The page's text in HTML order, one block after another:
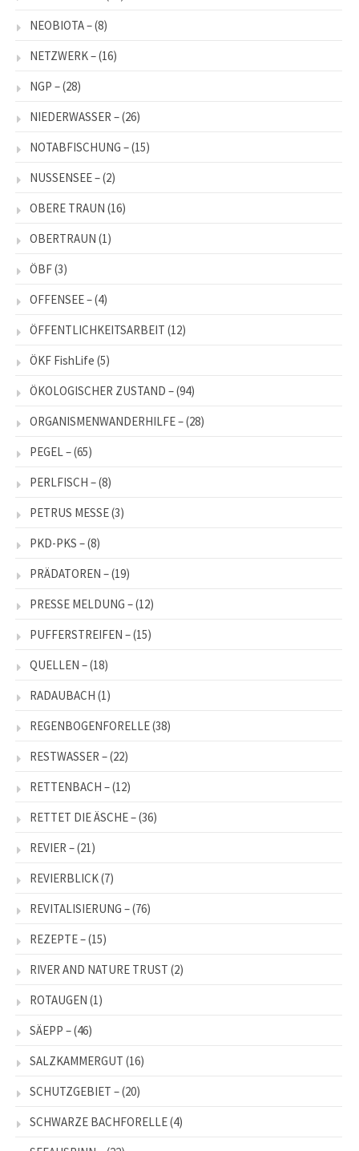
NEOBIOTA –(8)
NETZWERK –(16)
NGP –(28)
NIEDERWASSER –(26)
NOTABFISCHUNG –(15)
NUSSENSEE –(2)
OBERE TRAUN (16)
OBERTRAUN (1)
ÖBF(3)
OFFENSEE –(4)
ÖFFENTLICHKEITSARBEIT (12)
ÖKF FishLife (5)
ÖKOLOGISCHER ZUSTAND –(94)
ORGANISMENWANDERHILFE –(28)
PEGEL –(65)
PERLFISCH –(8)
PETRUS MESSE(3)
PKD-PKS –(8)
PRÄDATOREN –(19)
PRESSE MELDUNG –(12)
PUFFERSTREIFEN –(15)
QUELLEN –(18)
RADAUBACH (1)
REGENBOGENFORELLE(38)
RESTWASSER –(22)
RETTENBACH –(12)
RETTET DIE ÄSCHE –(36)
REVIER –(21)
REVIERBLICK(7)
REVITALISIERUNG –(76)
REZEPTE –(15)
RIVER AND NATURE TRUST (2)
ROTAUGEN (1)
SÄEPP –(46)
SALZKAMMERGUT (16)
SCHUTZGEBIET –(20)
SCHWARZE BACHFORELLE(4)